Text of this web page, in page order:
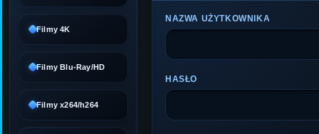
Filmy 4K
Filmy Blu-Ray/HD
Filmy x264/h264
NAZWA UŻYTKOWNIKA
HASŁO